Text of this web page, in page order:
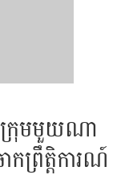
ើក្រុមមួយណា
ព្រឹត្តិការណ៍